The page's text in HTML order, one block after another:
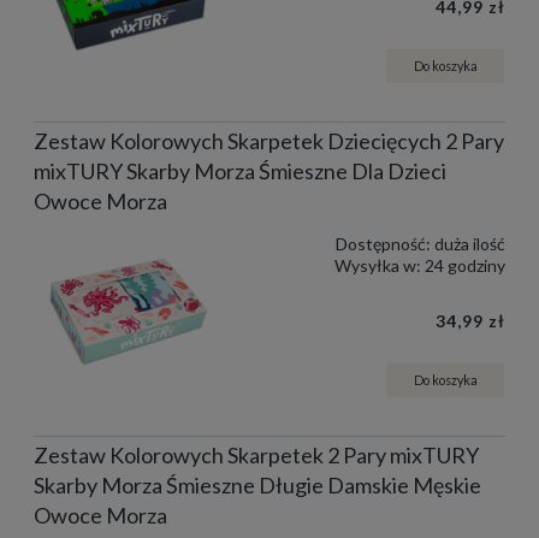
44,99 zł
Do koszyka
Zestaw Kolorowych Skarpetek Dziecięcych 2 Pary
mixTURY Skarby Morza Śmieszne Dla Dzieci
Owoce Morza
Dostępność: duża ilość
Wysyłka w: 24 godziny
34,99 zł
Do koszyka
Zestaw Kolorowych Skarpetek 2 Pary mixTURY
Skarby Morza Śmieszne Długie Damskie Męskie
Owoce Morza